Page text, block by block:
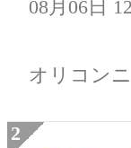
08月06日
オリコン